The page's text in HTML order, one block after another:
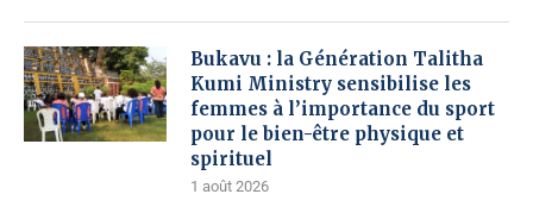
Bukavu : la Génération Talitha
Kumi Ministry sensibilise les
femmes à l’importance du sport
pour le bien-être physique et
spirituel
1 août 2026